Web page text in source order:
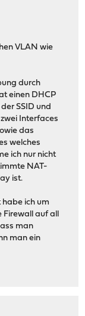
VLAN wie
durch
einen DHCP
SSID und
Interfaces
das
welches
ich nur nicht
NAT-
ist.
ich um
Firewall auf all
man
man ein